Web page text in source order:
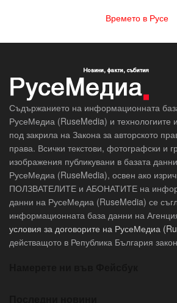
Времето в Русе
Съдържанието на информационната
РусеМедиа (RuseMedia) и технологиите
под закрила на Закона за авторското
права. Всички текстови, фотографски и
изображения публикувани в базата
РусеМедиа (RuseMedia), освен ако
ПОЛЗВАТЕЛИТЕ и АБОНАТИТЕ на
данни на РусеМедиа (RuseMedia) се
информационната база данни на
условия за договорите на РусеМедиа
действащото в Република България